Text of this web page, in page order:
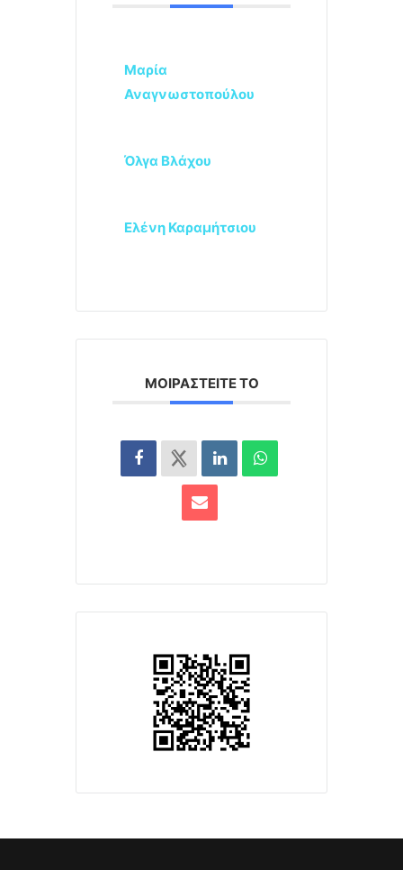
Μαρία
Αναγνωστοπούλου
Όλγα Βλάχου
Ελένη Καραμήτσιου
ΜΟΙΡΑΣΤΕΊΤΕ ΤΟ